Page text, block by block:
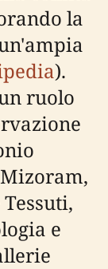
la
).
ruolo
e